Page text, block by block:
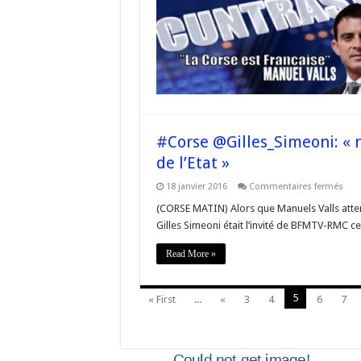
les
les
de
#Corse @Gilles_Simeoni:
de l’Etat »
18 janvier 2016 Commentaires ferméssur
ne
de
(CORSE MATIN) Alors que Manuels Valls
Gilles Simeoni était l’invité de BFMTV-RMC
Read More »
« First ... « 3 4 5 6 7